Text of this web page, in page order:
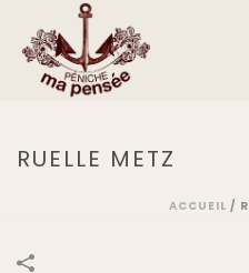
RUELLE METZ
ACCUEIL /